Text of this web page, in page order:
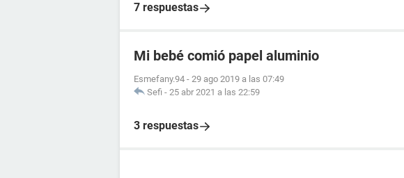
7 respuestas
Mi bebé comió papel aluminio
Esmefany.94 - 29 ago 2019 a las 07:49
Sefi - 25 abr 2021 a las 22:59
3 respuestas